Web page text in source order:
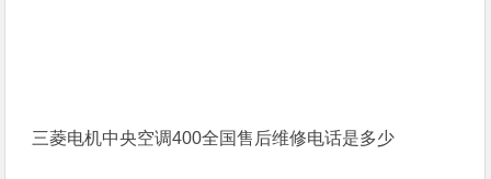
三菱电机中央空调400全国售后维修电话是多少